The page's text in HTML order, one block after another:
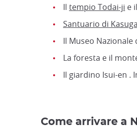
Il tempio Todai-ji e
Santuario di
Il Museo Nazionale
La foresta e il
Il giardino Isui-en .
Come arrivare a